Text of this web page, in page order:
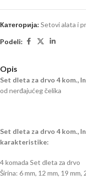
Категорија: Setovi alata i
Podeli:
Opis
Set dleta za drvo 4 kom.,
od nerđajućeg čelika
Set dleta za drvo 4 kom.,
karakteristike:
4 komada Set dleta za drvo
Širina: 6 mm, 12 mm, 19 mm,